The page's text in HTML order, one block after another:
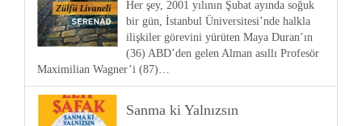
Her şey, 2001 yılının Şubat ayında soğuk
bir gün, İstanbul Üniversitesi’nde halkla
ilişkiler görevini yürüten Maya Duran’ın
(36) ABD’den gelen Alman asıllı Profesör
Maximilian Wagner’i (87)…
Sanma ki Yalnızsın